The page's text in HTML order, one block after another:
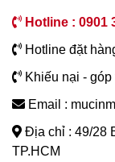
Hotline : 0901
Hotline đặt
Khiếu nại -
Email :
Địa chỉ : 49/28
TP.HCM